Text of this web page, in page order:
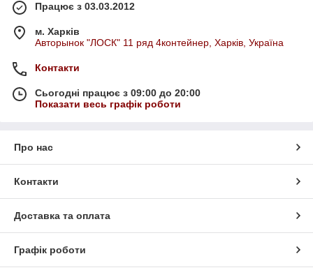
Працює з 03.03.2012
м. Харків
Авторынок "ЛОСК" 11 ряд 4контейнер, Харків, Україна
Контакти
Сьогодні працює з 09:00 до 20:00
Показати весь графік роботи
Про нас
Контакти
Доставка та оплата
Графік роботи